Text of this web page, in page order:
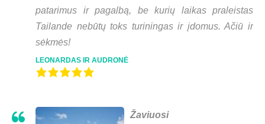
patarimus ir pagalbą, be kurių laikas praleistas
Tailande nebūtų toks turiningas ir įdomus. Ačiū ir
sėkmės!
LEONARDAS IR AUDRONĖ
Žaviuosi